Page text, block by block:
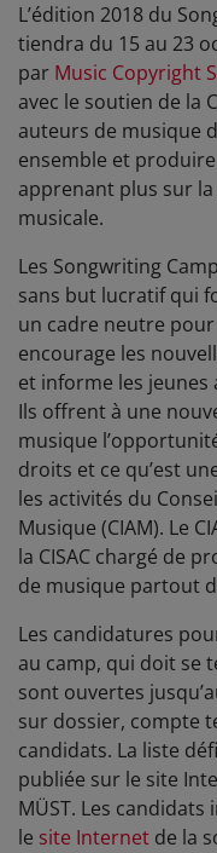
L’édition 2018 du
tiendra du 15 au 23
par Music Copyright
avec le soutien de la
auteurs de musique
ensemble et
apprenant plus sur
musicale.
Les Songwriting
sans but lucratif qui
un cadre neutre
encourage les
et informe les
Ils offrent à une
musique
droits et ce qu’est
les activités du
Musique (CIAM). Le
la CISAC chargé de
de musique partout
Les candidatures
au camp, qui doit se
sont ouvertes
sur dossier, compte
candidats. La liste
publiée sur le site
MÜST. Les
le site Internet de la